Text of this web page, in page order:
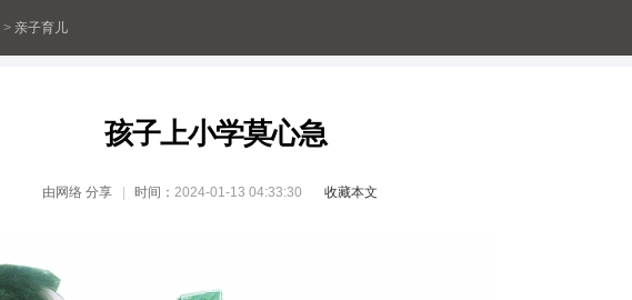
> 亲子育儿
孩子上小学莫心急
由 网络 分享 时间： 2024-01-13 04:33:30 收藏本文